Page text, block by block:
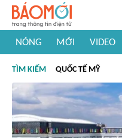
NÓNG MỚI VIDEO
#Khám phá thế giới
TÌM KIẾM QUỐC TẾ MỸ